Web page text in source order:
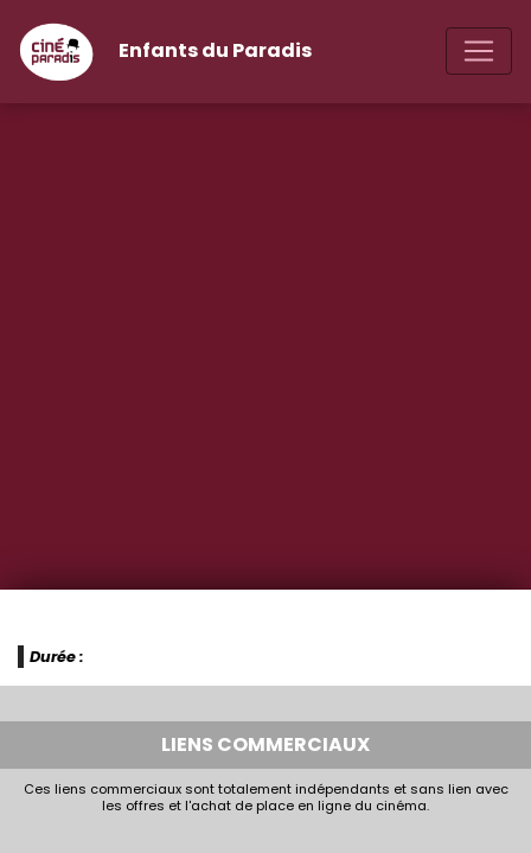
Enfants du Paradis
Durée :
LIENS COMMERCIAUX
Ces liens commerciaux sont totalement indépendants et sans lien avec
les offres et l'achat de place en ligne du cinéma.